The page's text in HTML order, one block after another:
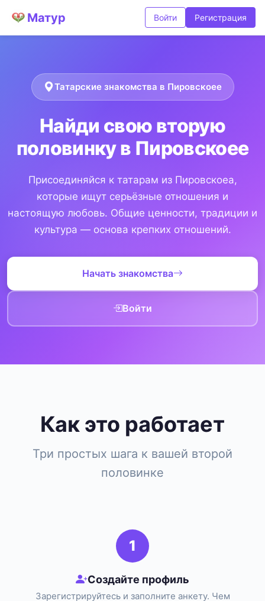
Матур Войти Регистрация
Татарские знакомства в Пировскоее
Найди свою вторую
половинку в Пировскоее
Присоединяйся к татарам из Пировскоеа,
которые ищут серьёзные отношения и
настоящую любовь. Общие ценности, традиции и
культура — основа крепких отношений.
Начать знакомства
Войти
Как это работает
Три простых шага к вашей второй
половинке
1
Создайте профиль
Зарегистрируйтесь и заполните анкету. Чем